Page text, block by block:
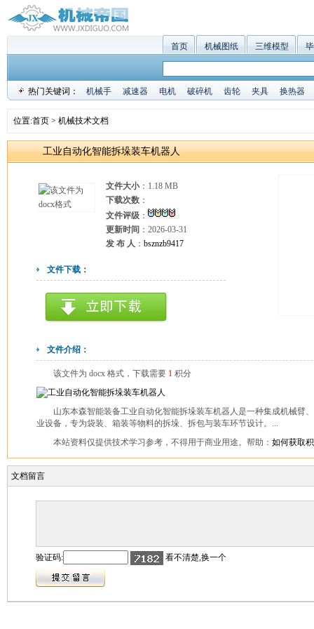
首页 机械图纸 三维模型
热门关键词： 机械手 减速器 电机 破碎机 齿轮 夹具 换热器
位置:首页 > 机械技术文档
工业自动化智能拆垛装车机器人
文件大小：1.18 MB
下载次数 ：
文件评级 ：
更新时间 ：2026-03-31
发 布 人 ： bsznzb9417
文件下载：
文件介绍：
该文件为 docx 格式，下载需要 1 积分
山东本森智能装备工业自动化智能拆垛装车机器人是一种集成机械臂
业设备，专为袋装、箱装等物料的拆垛、拆包与装车环节设计。...
本站资料仅提供技术学习参考，不得用于商业用途。帮助： 如何获取
文档留言
验证码: 看不清楚,换一个